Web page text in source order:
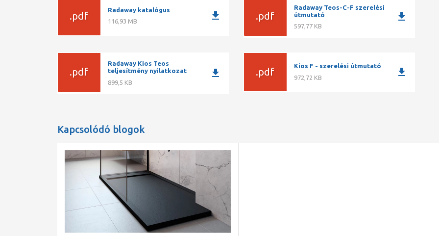
Csúszásgátlós kőhatású felület, kiváló minőségben
Választható beépítési szintek (közvetlenül a padlóra, félig besüllyesztve, teljesen a padlósíkba süllyesztve
.pdf
Radaway katalógus
116,93 MB
download .pdf
Radaway Teos-C-F szerelési
útmutató
597,77 KB
download
.pdf
Radaway Kios Teos
teljesítmény nyilatkozat
899,5 KB
download .pdf
Kios F - szerelési útmutató
972,72 KB
download
Kapcsolódó blogok